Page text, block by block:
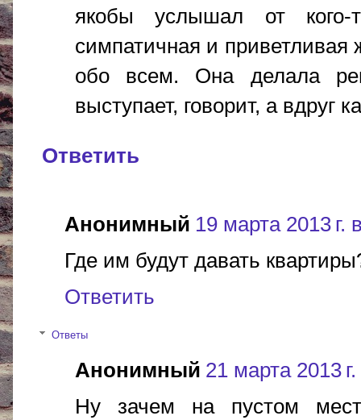
якобы услышал от
симпатичная и
обо всем. Она делала
выступает, говорит, а вдруг
Ответить
Анонимный 19 марта 2013 г.
Где им будут давать
Ответить
Ответы
Анонимный 21 марта 2013
Ну зачем на пустом